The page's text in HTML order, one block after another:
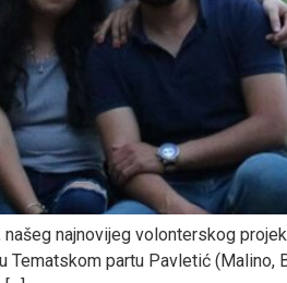
najnovijeg volonterskog
partu Pavletić